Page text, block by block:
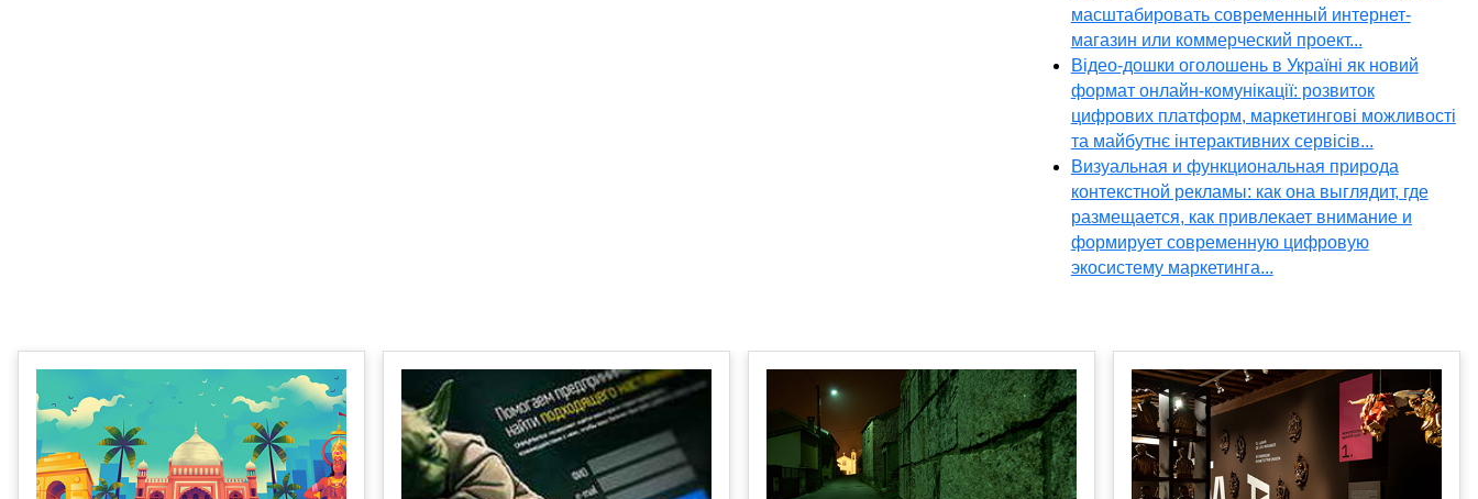
масштабировать современный интернет-
магазин или коммерческий проект...
Відео-дошки оголошень в Україні як новий
формат онлайн-комунікації: розвиток
цифрових платформ, маркетингові можливості
та майбутнє інтерактивних сервісів...
Визуальная и функциональная природа
контекстной рекламы: как она выглядит, где
размещается, как привлекает внимание и
формирует современную цифровую
экосистему маркетинга...